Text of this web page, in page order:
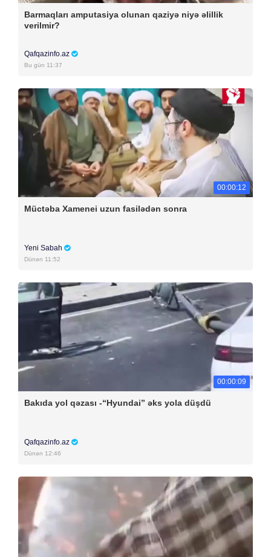
Barmaqları amputasiya olunan qaziyə niyə əlillik
verilmir?
Qafqazinfo.az
Bu gün 11:37
00:00:12
Müctəba Xamenei uzun fasilədən sonra
Yeni Sabah
Dünən 11:52
00:00:09
Bakıda yol qəzası -“Hyundai” əks yola düşdü
Qafqazinfo.az
Dünən 12:46